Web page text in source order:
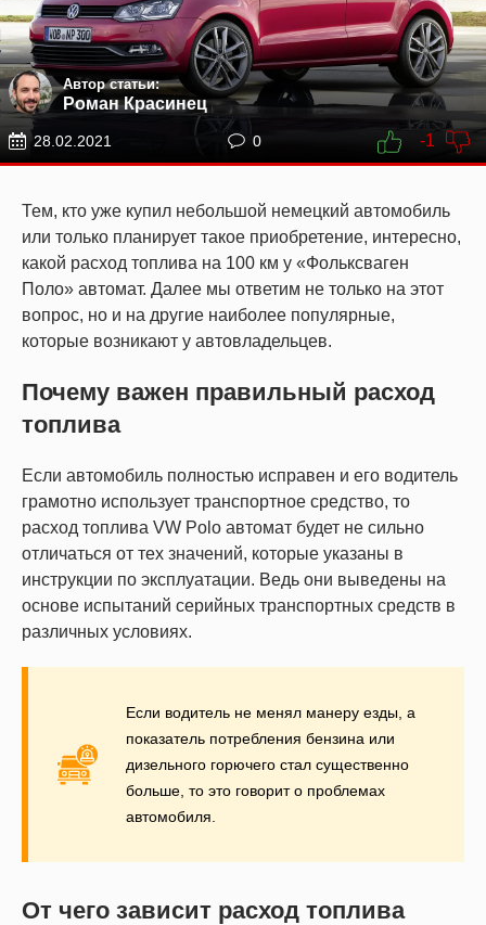
Автор статьи:
Роман Красинец
28.02.2021 0 -1
Тем, кто уже купил небольшой немецкий автомобиль
или только планирует такое приобретение, интересно,
какой расход топлива на 100 км у «Фольксваген
Поло» автомат. Далее мы ответим не только на этот
вопрос, но и на другие наиболее популярные,
которые возникают у автовладельцев.
Почему важен правильный расход
топлива
Если автомобиль полностью исправен и его водитель
грамотно использует транспортное средство, то
расход топлива VW Polo автомат будет не сильно
отличаться от тех значений, которые указаны в
инструкции по эксплуатации. Ведь они выведены на
основе испытаний серийных транспортных средств в
различных условиях.
Если водитель не менял манеру езды, а
показатель потребления бензина или
дизельного горючего стал существенно
больше, то это говорит о проблемах
автомобиля.
От чего зависит расход топлива